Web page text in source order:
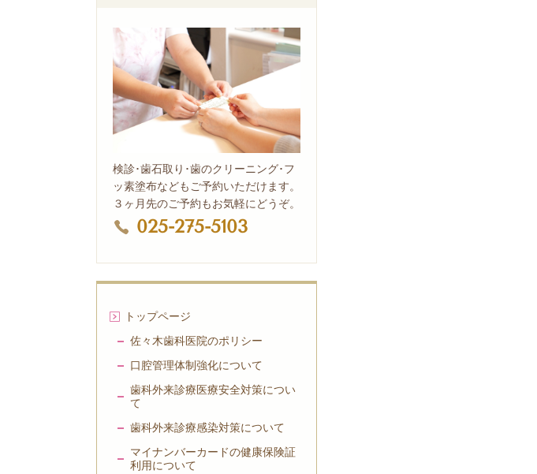
検診･歯石取り･歯のクリーニング･フ
ッ素塗布などもご予約いただけます。
３ヶ月先のご予約もお気軽にどうぞ。
025-275-5103
トップページ
佐々木歯科医院のポリシー
口腔管理体制強化について
歯科外来診療医療安全対策につい
て
歯科外来診療感染対策について
マイナンバーカードの健康保険証
利用について